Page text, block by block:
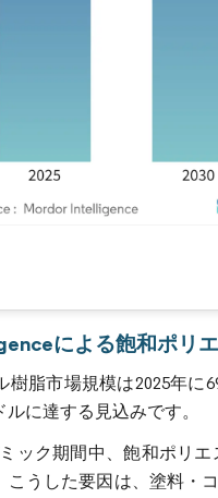
による飽和ポリ
脂市場規模は2025年に
に達する見込みです。
ック期間中、飽和ポリ
こうした要因は、塗料・